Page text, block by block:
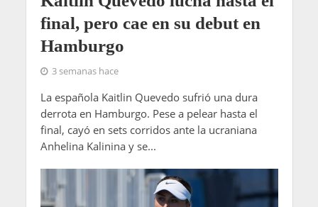
final, pero cae en su debut en
Hamburgo
3 semanas hace
La española Kaitlin Quevedo sufrió una dura
derrota en Hamburgo. Pese a pelear hasta el
final, cayó en sets corridos ante la ucraniana
Anhelina Kalinina y se...